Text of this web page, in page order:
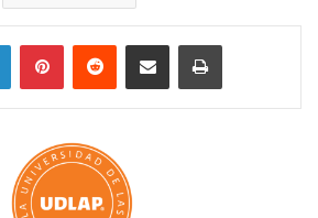
LinkedInPinterestReddit Share via Email Print